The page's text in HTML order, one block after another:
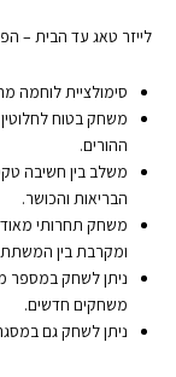
לייזר טאג עד הבית –
סימולציית לוחמה
משחק בטוח
ההורים.
משלב בין חשיבה
הבריאות והכושר.
משחק תחרותי
ומקרבת בין
ניתן לשחק במספר
משחקים חדשים.
ניתן לשחק גם